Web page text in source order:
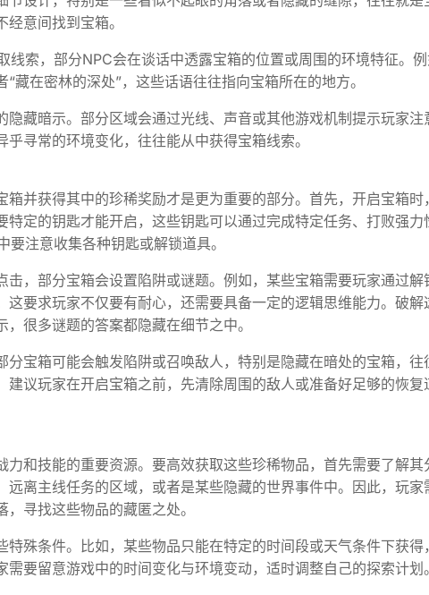
意间找到宝箱。
线索，部分NPC会在谈话中透露宝箱的位置或周围的环境特征。
藏在密林的深处”，这些话语往往指向宝箱所在的地方。
藏暗示。部分区域会通过光线、声音或其他游戏机制提示玩家注
寻常的环境变化，往往能从中获得宝箱线索。
并获得其中的珍稀奖励才是更为重要的部分。首先，开启宝箱时
特定的钥匙才能开启，这些钥匙可以通过完成特定任务、打败强力
注意收集各种钥匙或解锁道具。
，部分宝箱会设置陷阱或谜题。例如，某些宝箱需要玩家通过解
要求玩家不仅要有耐心，还需要具备一定的逻辑思维能力。破解
很多谜题的答案都隐藏在细节之中。
分宝箱可能会触发陷阱或召唤敌人，特别是隐藏在暗处的宝箱，往
建议玩家在开启宝箱之前，先清除周围的敌人或准备好足够的恢复
和技能的重要资源。要高效获取这些珍稀物品，首先需要了解其
离主线任务的区域，或者是某些隐藏的世界事件中。因此，玩家
寻找这些物品的藏匿之处。
特殊条件。比如，某些物品只能在特定的时间段或天气条件下获得
要留意游戏中的时间变化与环境变动，适时调整自己的探索计划。